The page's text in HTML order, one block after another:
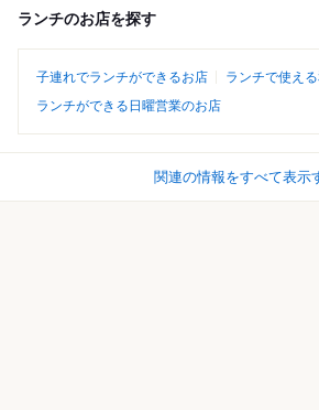
ランチのお店を探す
子連れでランチができるお店
ランチで使え
ランチができる日曜営業のお店
関連の情報をすべて表示